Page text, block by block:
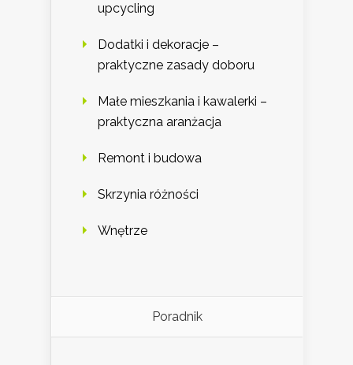
upcycling
Dodatki i dekoracje –
praktyczne zasady doboru
Małe mieszkania i kawalerki –
praktyczna aranżacja
Remont i budowa
Skrzynia różności
Wnętrze
Poradnik